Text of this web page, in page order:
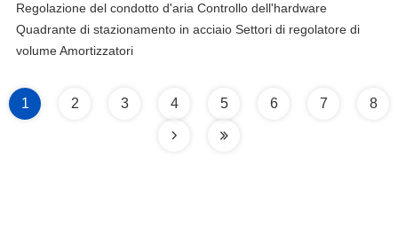
Regolazione del condotto d'aria Controllo dell'hardware
Quadrante di stazionamento in acciaio Settori di regolatore di
volume Amortizzatori
1 2 3 4 5 6 7 8